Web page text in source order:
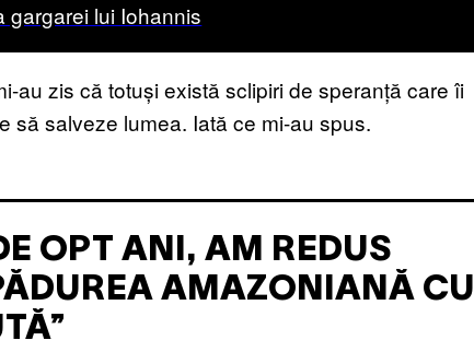
gargarei lui Iohannis
au zis că totuși există sclipiri de speranță care îi
să salveze lumea. Iată ce mi-au spus.
OPT ANI, AM REDUS
AMAZONIANĂ CU